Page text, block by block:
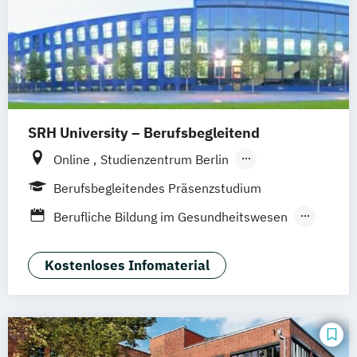
SRH University – Berufsbegleitend
Online
Studienzentrum Berlin
Studienzentrum Bozen
Studienzentrum Düsseldorf
Studienzentrum Ellwangen
Studienzentrum Frankfurt
Studienzentrum Freiburg
Studienzentrum Fürth
Studienzentrum Haarlem
Berufsbegleitendes Präsenzstudium
Berufliche Bildung im Gesundheitswesen
Sozialmanagement
Medical Leadership
Medizinrecht (EMBA)
Medizin- und Gesundheitspädagogik
Kostenloses Infomaterial